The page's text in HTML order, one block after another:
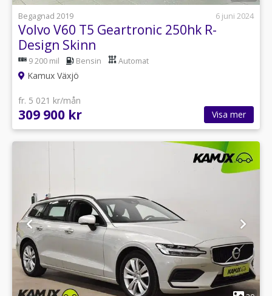
Begagnad 2019
6 juni 2024
Volvo V60 T5 Geartronic 250hk R-
Design Skinn
9 200 mil Bensin Automat
Kamux Växjö
fr. 5 021 kr/mån
309 900 kr Visa mer
1